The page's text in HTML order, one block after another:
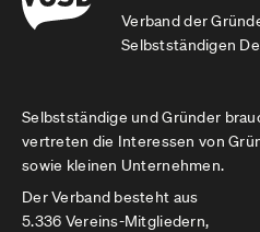
Verband der
Selbstständigen
Selbstständige und Gründer
vertreten die Interessen von
sowie kleinen Unternehmen.
Der Verband besteht aus
5.336 Vereins-Mitgliedern,